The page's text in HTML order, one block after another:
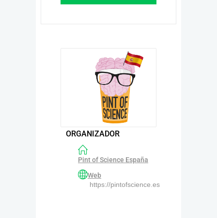
ORGANIZADOR
Pint of Science España
Web
https://pintofscience.es